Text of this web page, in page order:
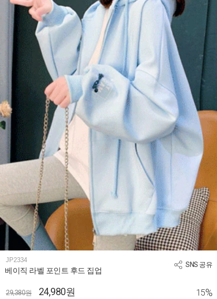
SNS 공유
JP2334
베이직 라벨 포인트 후드 집업
29,380원 24,980원 15%